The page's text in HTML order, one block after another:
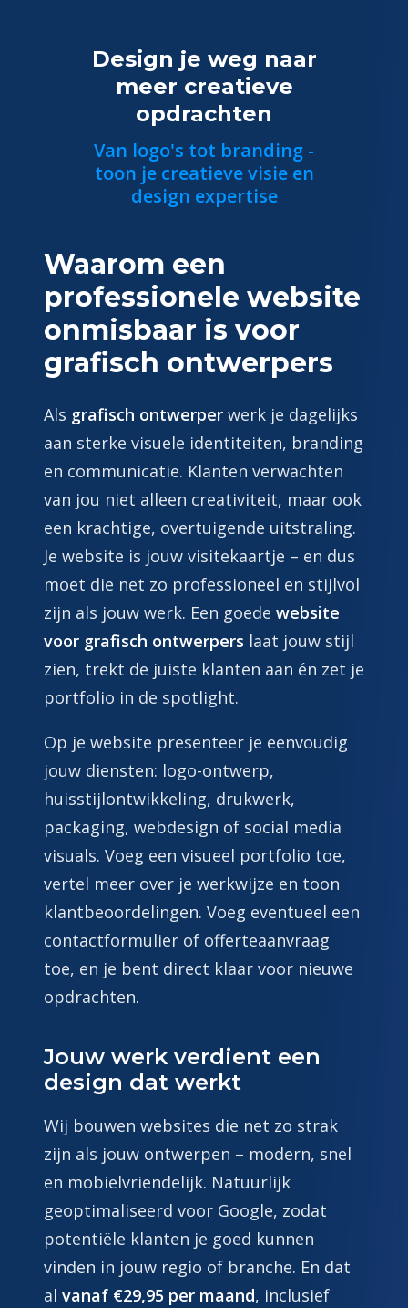
Design je weg naar
meer creatieve
opdrachten
Van logo's tot branding -
toon je creatieve visie en
design expertise
Waarom een
professionele website
onmisbaar is voor
grafisch ontwerpers
Als grafisch ontwerper werk je dagelijks
aan sterke visuele identiteiten, branding
en communicatie. Klanten verwachten
van jou niet alleen creativiteit, maar ook
een krachtige, overtuigende uitstraling.
Je website is jouw visitekaartje – en dus
moet die net zo professioneel en stijlvol
zijn als jouw werk. Een goede website
voor grafisch ontwerpers laat jouw stijl
zien, trekt de juiste klanten aan én zet je
portfolio in de spotlight.
Op je website presenteer je eenvoudig
jouw diensten: logo-ontwerp,
huisstijlontwikkeling, drukwerk,
packaging, webdesign of social media
visuals. Voeg een visueel portfolio toe,
vertel meer over je werkwijze en toon
klantbeoordelingen. Voeg eventueel een
contactformulier of offerteaanvraag
toe, en je bent direct klaar voor nieuwe
opdrachten.
Jouw werk verdient een
design dat werkt
Wij bouwen websites die net zo strak
zijn als jouw ontwerpen – modern, snel
en mobielvriendelijk. Natuurlijk
geoptimaliseerd voor Google, zodat
potentiële klanten je goed kunnen
vinden in jouw regio of branche. En dat
al vanaf €29,95 per maand, inclusief